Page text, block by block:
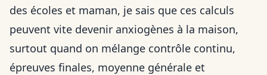
des écoles et maman, je sais que ces calculs
peuvent vite devenir anxiogènes à la maison,
surtout quand on mélange contrôle continu,
épreuves finales, moyenne générale et